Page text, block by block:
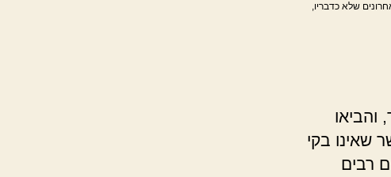
שלא כדבריו,
והביאו
שאינו בקי
רבים